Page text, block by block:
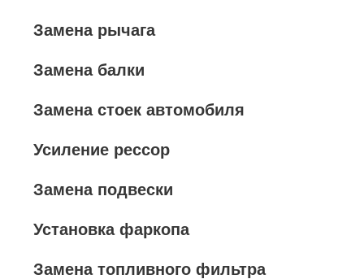
Замена рычага
Замена балки
Замена стоек автомобиля
Усиление рессор
Замена подвески
Установка фаркопа
Замена топливного фильтра